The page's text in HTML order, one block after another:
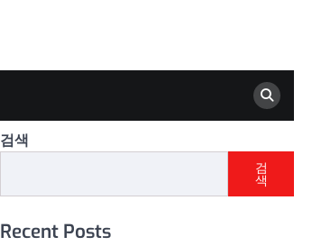
검색
검
색
Recent Posts